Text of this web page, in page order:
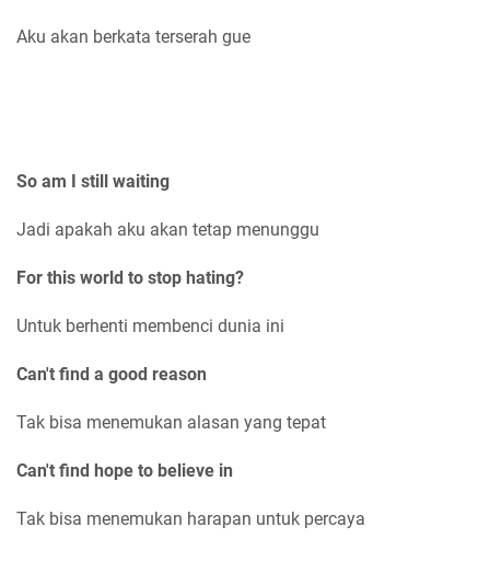
Aku akan berkata terserah gue
So am I still waiting
Jadi apakah aku akan tetap menunggu
For this world to stop hating?
Untuk berhenti membenci dunia ini
Can't find a good reason
Tak bisa menemukan alasan yang tepat
Can't find hope to believe in
Tak bisa menemukan harapan untuk percaya